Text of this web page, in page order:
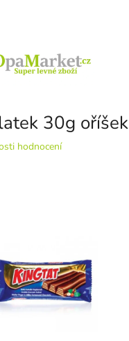
30g oříšek
hodnocení